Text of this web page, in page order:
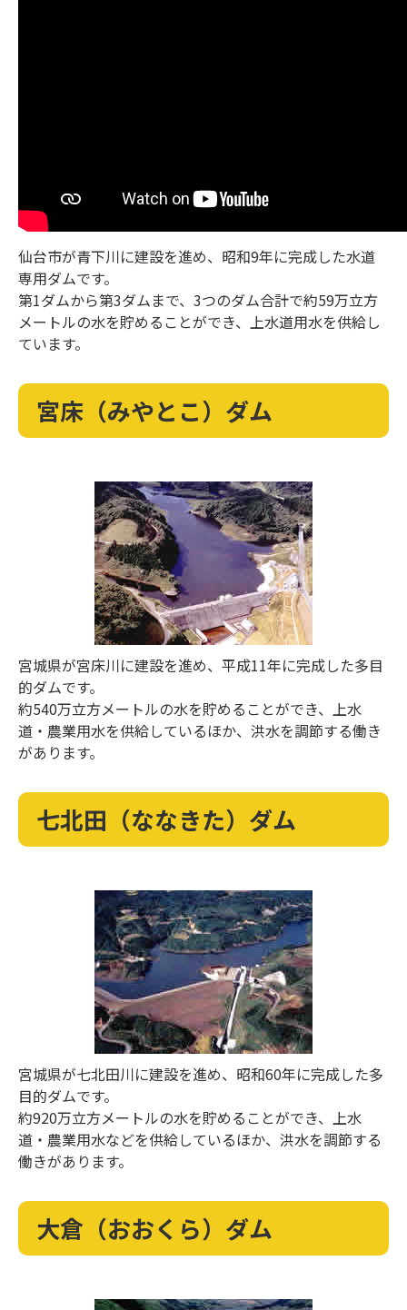
仙台市が青下川に建設を進め、昭和9年に完成した水道
専用ダムです。
第1ダムから第3ダムまで、3つのダム合計で約59万立方
メートルの水を貯めることができ、上水道用水を供給し
ています。
宮床（みやとこ）ダム
宮城県が宮床川に建設を進め、平成11年に完成した多目
的ダムです。
約540万立方メートルの水を貯めることができ、上水
道・農業用水を供給しているほか、洪水を調節する働き
があります。
七北田（ななきた）ダム
宮城県が七北田川に建設を進め、昭和60年に完成した多
目的ダムです。
約920万立方メートルの水を貯めることができ、上水
道・農業用水などを供給しているほか、洪水を調節する
働きがあります。
大倉（おおくら）ダム